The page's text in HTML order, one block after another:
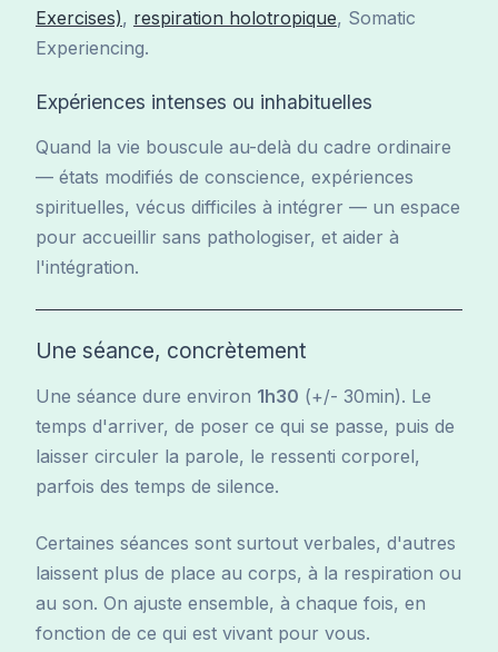
Exercises), respiration holotropique, Somatic
Experiencing.
Expériences intenses ou inhabituelles
Quand la vie bouscule au-delà du cadre ordinaire
— états modifiés de conscience, expériences
spirituelles, vécus difficiles à intégrer — un espace
pour accueillir sans pathologiser, et aider à
l'intégration.
Une séance, concrètement
Une séance dure environ 1h30 (+/- 30min). Le
temps d'arriver, de poser ce qui se passe, puis de
laisser circuler la parole, le ressenti corporel,
parfois des temps de silence.
Certaines séances sont surtout verbales, d'autres
laissent plus de place au corps, à la respiration ou
au son. On ajuste ensemble, à chaque fois, en
fonction de ce qui est vivant pour vous.